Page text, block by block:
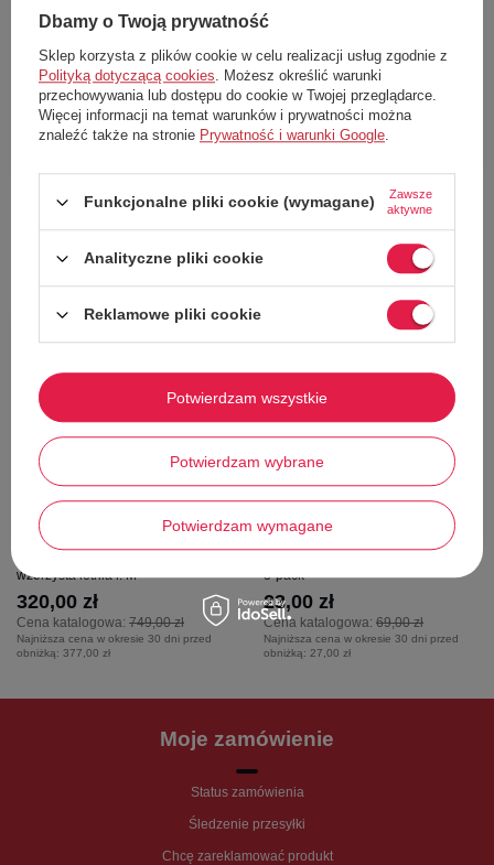
Deem plecak 2w1 granatowa z
Cena katalogowa:219,00 zł
Najniższa cena w okresie 30 dni przed
Bluza chłopięca Quiksilver Easy
Day Zip Up dresowa z kapturem
179,00 zł
Najniższa cena w okresie 30 dni przed
57%
wzorzysta letnia r. M
Cena katalogowa: 749,00 zł
320,00 zł
Najniższa cena w okresie 30 dni przed
obniżką: 377,00 zł
67%
3-pack
Cena katalogowa: 69,00 zł
23,00 zł
Najniższa cena w okresie 30 dni przed
obniżką: 27,00 zł
Moje zamówienie
Status zamówienia
Śledzenie przesyłki
Chcę zareklamować produkt
Dbamy o Twoją prywatność
Sklep korzysta z plików cookie w celu realizacji usług zgodnie z
Polityką dotyczącą cookies. Możesz określić warunki
przechowywania lub dostępu do cookie w Twojej przeglądarce.
Więcej informacji na temat warunków i prywatności można
znaleźć także na stronie Prywatność i warunki Google.
Funkcjonalne pliki cookie (wymagane)
Zawsze
aktywne
Analityczne pliki cookie
Reklamowe pliki cookie
Potwierdzam wybrane
Potwierdzam wymagane
Potwierdzam wszystkie